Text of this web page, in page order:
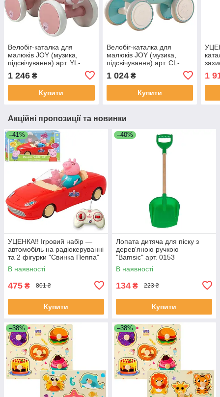
Велобіг-каталка для
малюків JOY (музика,
підсвічування) арт. YL-
1 246 ₴
Купити
Велобіг-каталка для
малюків JOY (музика,
підсвічування) арт. CL-
1 024₴
Купити
1
Акційні пропозиції та новинки
–41%
УЦЕНКА!! Ігровий набір —
автомобіль на радіокеруванні
та 2 фігурки "Свинка Пеппа"
(Peppa Pig) арт. 000-1
В наявності
475 ₴ 801 ₴
Купити
–40%
Лопата дитяча для піску з
дерев'яною ручкою
"Bamsic" арт. 0153
В наявності
134 ₴ 223 ₴
Купити
–38% –38%